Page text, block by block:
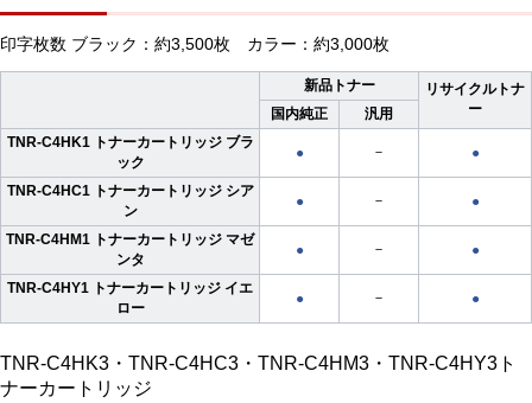
印字枚数 ブラック：約3,500枚 カラー：約3,000枚
新品トナー
リサイクルトナ
ー
国内純正
汎用
TNR-C4HK1 トナーカートリッジ ブラ
ック
● － ●
TNR-C4HC1 トナーカートリッジ シア
ン
● － ●
TNR-C4HM1 トナーカートリッジ マゼ
ンタ
● － ●
TNR-C4HY1 トナーカートリッジ イエ
ロー
● － ●
TNR-C4HK3・TNR-C4HC3・TNR-C4HM3・TNR-C4HY3ト
ナーカートリッジ